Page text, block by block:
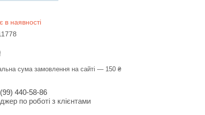
в наявності
сума замовлення на сайті — 150 ₴
440-58-86
по роботі з клієнтами